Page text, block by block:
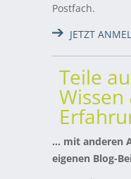
Postfach.
JETZT
Teile
Wissen
… mit anderen
eigenen Blog-